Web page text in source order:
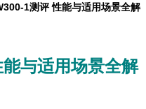
1测评 性能与适用场景全解
与适用场景全解